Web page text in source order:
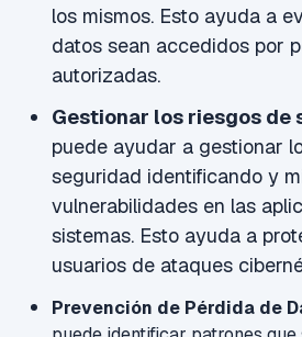
los mismos. Esto ayuda a
datos sean accedidos por
autorizadas.
Gestionar los riesgos de
puede ayudar a gestionar
seguridad identificando y
vulnerabilidades en las
sistemas. Esto ayuda a
usuarios de ataques
Prevención de Pérdida de